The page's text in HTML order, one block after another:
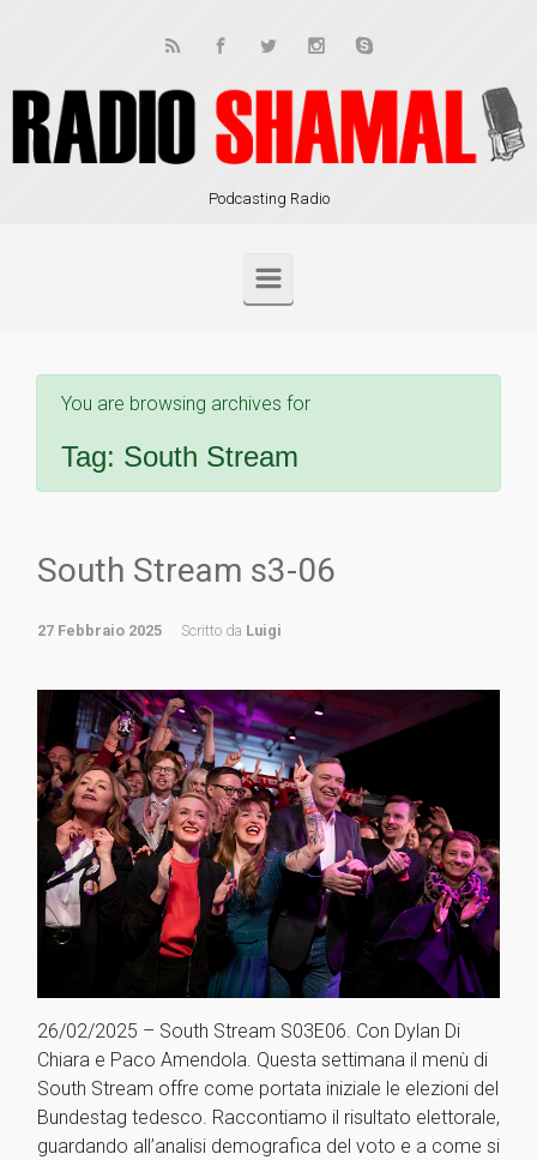
Podcasting Radio
You are browsing archives for
Tag: South Stream
South Stream s3-06
27 Febbraio 2025 Scritto da Luigi
26/02/2025 – South Stream S03E06. Con Dylan Di
Chiara e Paco Amendola. Questa settimana il menù di
South Stream offre come portata iniziale le elezioni del
Bundestag tedesco. Raccontiamo il risultato elettorale,
guardando all’analisi demografica del voto e a come si